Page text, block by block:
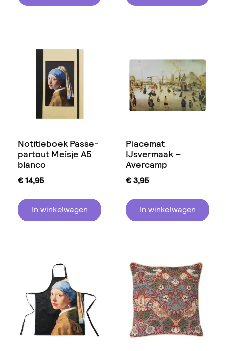
Notitieboek Passe-
partout Meisje A5
blanco
€14,95
In winkelwagen
Placemat
IJsvermaak –
Avercamp
€3,95
In winkelwagen